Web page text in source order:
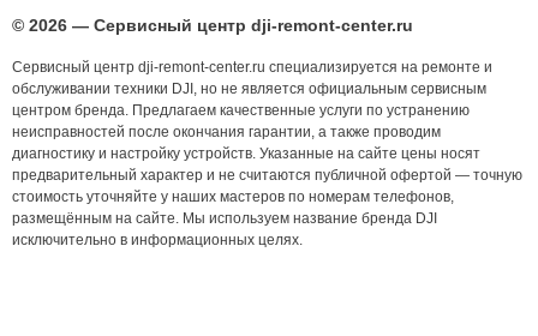
© 2026 — Сервисный центр dji-remont-center.ru
Сервисный центр dji-remont-center.ru специализируется на ремонте и
обслуживании техники DJI, но не является официальным сервисным
центром бренда. Предлагаем качественные услуги по устранению
неисправностей после окончания гарантии, а также проводим
диагностику и настройку устройств. Указанные на сайте цены носят
предварительный характер и не считаются публичной офертой — точную
стоимость уточняйте у наших мастеров по номерам телефонов,
размещённым на сайте. Мы используем название бренда DJI
исключительно в информационных целях.